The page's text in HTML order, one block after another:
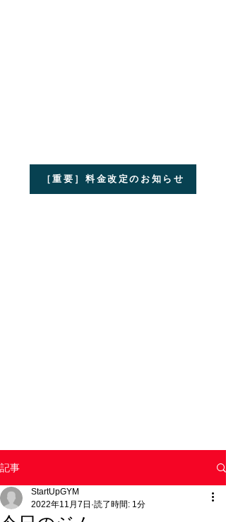
［重要］料金改定のお知らせ
記事
StartUpGYM
2022年11月7日 読了時間: 1分